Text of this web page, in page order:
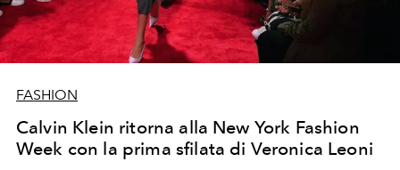
FASHION
Calvin Klein ritorna alla New York Fashion
Week con la prima sfilata di Veronica Leoni